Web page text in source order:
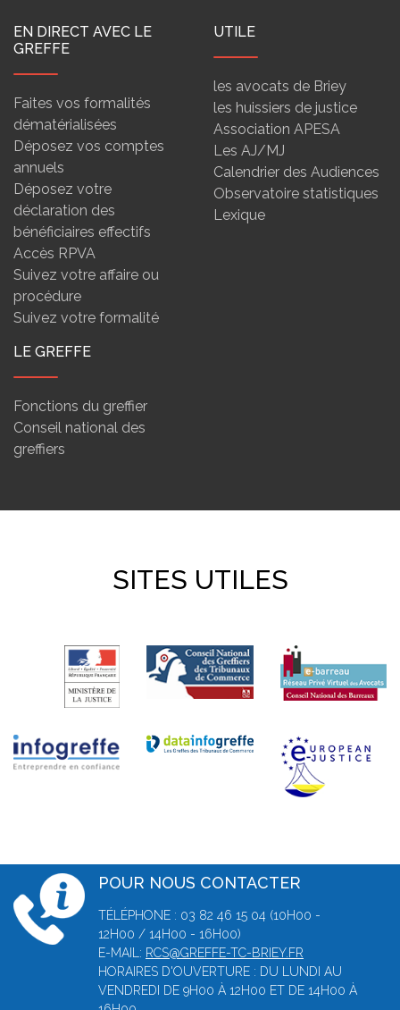
EN DIRECT AVEC LE
GREFFE
Faites vos formalités
dématérialisées
Déposez vos comptes
annuels
Déposez votre
déclaration des
bénéficiaires effectifs
Accès RPVA
Suivez votre affaire ou
procédure
Suivez votre formalité
UTILE
les avocats de Briey
les huissiers de justice
Association APESA
Les AJ/MJ
Calendrier des Audiences
Observatoire statistiques
Lexique
LE GREFFE
Fonctions du greffier
Conseil national des
greffiers
SITES UTILES
POUR NOUS CONTACTER
TÉLÉPHONE : 03 82 46 15 04 (10H00 -
12H00 / 14H00 - 16H00)
E-MAIL: RCS@GREFFE-TC-BRIEY.FR
HORAIRES D'OUVERTURE : DU LUNDI AU
VENDREDI DE 9H00 À 12H00 ET DE 14H00 À